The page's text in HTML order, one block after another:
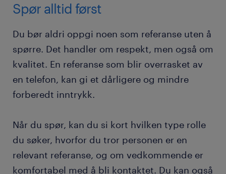
Spør alltid først
Du bør aldri oppgi noen som referanse uten å
spørre. Det handler om respekt, men også om
kvalitet. En referanse som blir overrasket av
en telefon, kan gi et dårligere og mindre
forberedt inntrykk.
Når du spør, kan du si kort hvilken type rolle
du søker, hvorfor du tror personen er en
relevant referanse, og om vedkommende er
komfortabel med å bli kontaktet. Du kan også